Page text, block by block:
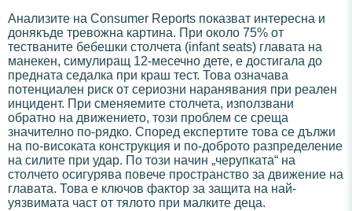
Анализите на Consumer Reports показват интересна и
донякъде тревожна картина. При около 75% от
тестваните бебешки столчета (infant seats) главата на
манекен, симулиращ 12-месечно дете, е достигала до
предната седалка при краш тест. Това означава
потенциален риск от сериозни наранявания при реален
инцидент. При сменяемите столчета, използвани
обратно на движението, този проблем се среща
значително по-рядко. Според експертите това се дължи
на по-високата конструкция и по-доброто разпределение
на силите при удар. По този начин „черупката“ на
столчето осигурява повече пространство за движение на
главата. Това е ключов фактор за защита на най-
уязвимата част от тялото при малките деца.